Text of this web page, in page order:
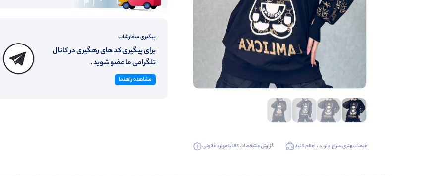
قیمت بهتری سراغ دارید ، اعلام کنید گزارش مشخصات کالا یا موارد قانونی
پیگیری سفارشات
برای پیگیری کد های رهگیری در کانال
تلگرامی ما عضو شوید .
مشاهده راهنما